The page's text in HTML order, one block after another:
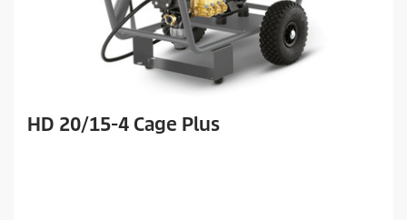
HD 20/15-4 Cage Plus